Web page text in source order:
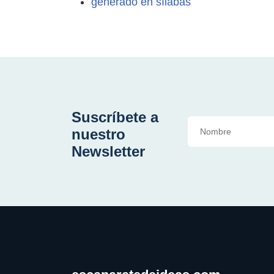
Suscríbete a
nuestro
Newsletter